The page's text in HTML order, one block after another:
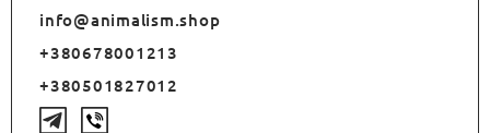
info@animalism.shop
+380678001213
+380501827012